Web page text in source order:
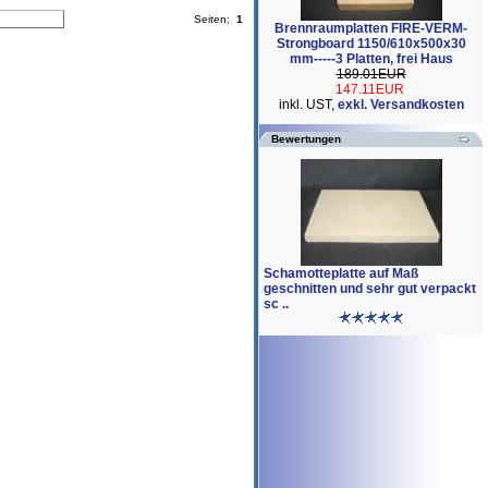
Seiten: 1
Brennraumplatten FIRE-VERM-
Strongboard 1150/610x500x30
mm-----3 Platten, frei Haus
189.01EUR
147.11EUR
inkl. UST, exkl. Versandkosten
Bewertungen
Schamotteplatte auf Maß
geschnitten und sehr gut verpackt
sc ..